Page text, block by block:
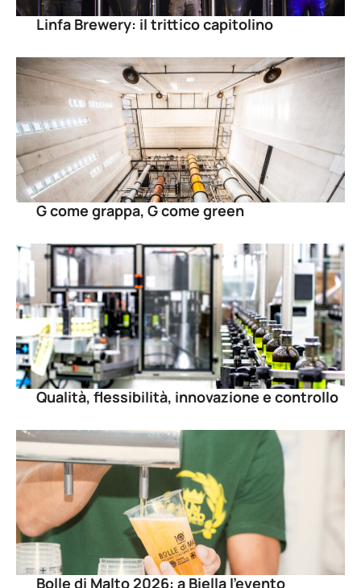
Linfa Brewery: il trittico capitolino
G come grappa, G come green
Qualità, flessibilità, innovazione e controllo
Bolle di Malto 2026: a Biella l’evento